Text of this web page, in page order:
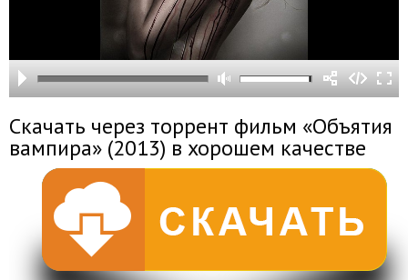
Скачать через торрент фильм «Объятия
вампира» (2013) в хорошем качестве